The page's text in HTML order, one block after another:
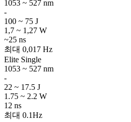
1053 ~ 527 nm
-
100 ~ 75 J
1,7 ~ 1,27 W
~25 ns
최대 0,017 Hz
Elite Single
1053 ~ 527 nm
-
22 ~ 17.5 J
1.75 ~ 2.2 W
12 ns
최대 0.1Hz